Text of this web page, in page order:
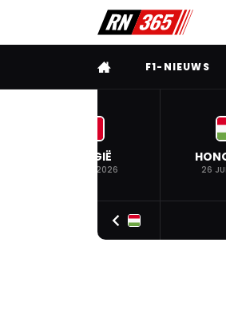
VOLLEDIG MENU
F1-NIEUWS
BELGIË
19 JUL. 2026 26